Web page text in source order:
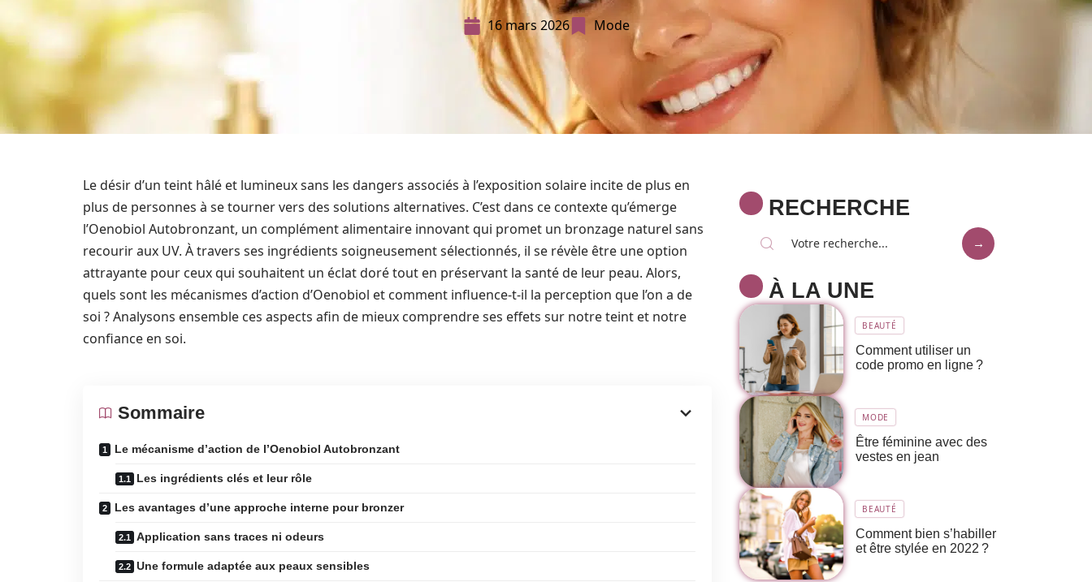
16 mars 2026 Mode
Le désir d’un teint hâlé et lumineux sans les dangers associés à l’exposition solaire incite de plus en
plus de personnes à se tourner vers des solutions alternatives. C’est dans ce contexte qu’émerge
l’Oenobiol Autobronzant, un complément alimentaire innovant qui promet un bronzage naturel sans
recourir aux UV. À travers ses ingrédients soigneusement sélectionnés, il se révèle être une option
attrayante pour ceux qui souhaitent un éclat doré tout en préservant la santé de leur peau. Alors,
quels sont les mécanismes d’action d’Oenobiol et comment influence-t-il la perception que l’on a de
soi ? Analysons ensemble ces aspects afin de mieux comprendre ses effets sur notre teint et notre
confiance en soi.
Sommaire
Le mécanisme d’action de l’Oenobiol Autobronzant
Les ingrédients clés et leur rôle
Les avantages d’une approche interne pour bronzer
Application sans traces ni odeurs
Une formule adaptée aux peaux sensibles
RECHERCHE
À LA UNE
BEAUTÉ
Comment utiliser un
code promo en ligne ?
MODE
Être féminine avec des
vestes en jean
BEAUTÉ
Comment bien s’habiller
et être stylée en 2022 ?